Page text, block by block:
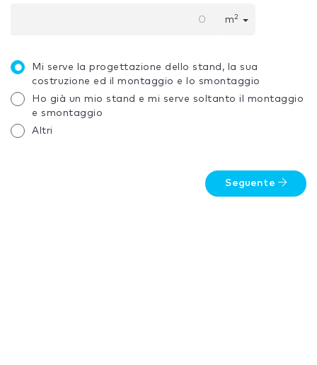
m2
Mi serve la progettazione dello stand, la sua
costruzione ed il montaggio e lo smontaggio
Ho già un mio stand e mi serve soltanto il montaggio
e smontaggio
Altri
Seguente